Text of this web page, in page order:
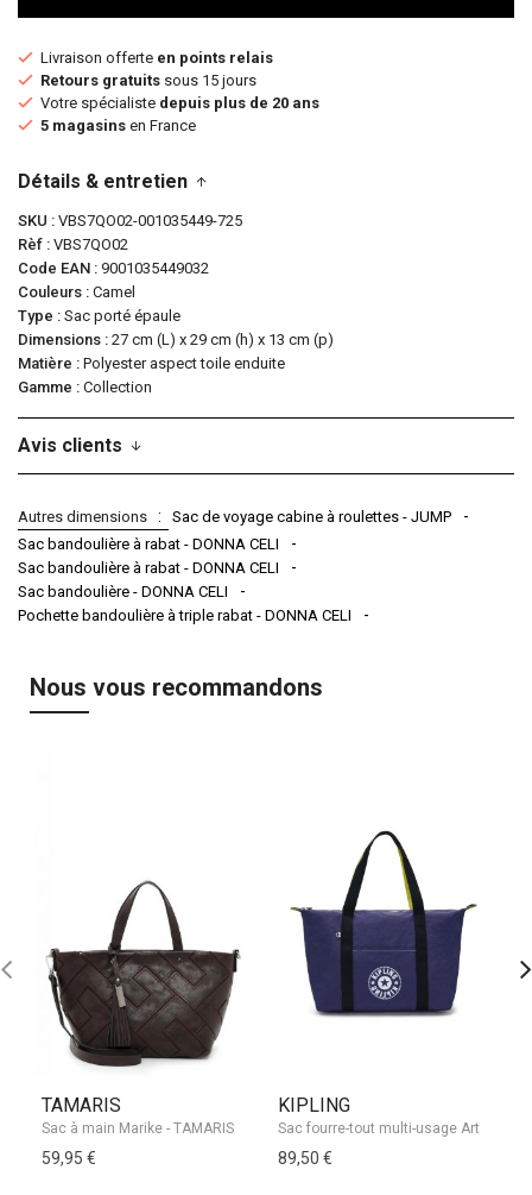
Livraison offerte en points relais
Retours gratuits sous 15 jours
Votre spécialiste depuis plus de 20 ans
5 magasins en France
Détails & entretien
SKU
VBS7QO02-001035449-725
Rèf VBS7QO02
Code EAN 9001035449032
Couleurs Camel
Type
Sac porté épaule
Dimensions 27 cm (L) x 29 cm (h) x 13 cm (p)
Matière
Polyester aspect toile enduite
Gamme
Collection
Avis clients
Autres dimensions
Sac de voyage cabine à roulettes - JUMP
Sac bandoulière à rabat - DONNA CELI
Sac bandoulière à rabat - DONNA CELI
Sac bandoulière - DONNA CELI
Pochette bandoulière à triple rabat - DONNA CELI
Nous vous recommandons
TAMARIS
Sac à main Marike - TAMARIS
59,95 €
KIPLING
89,50 €